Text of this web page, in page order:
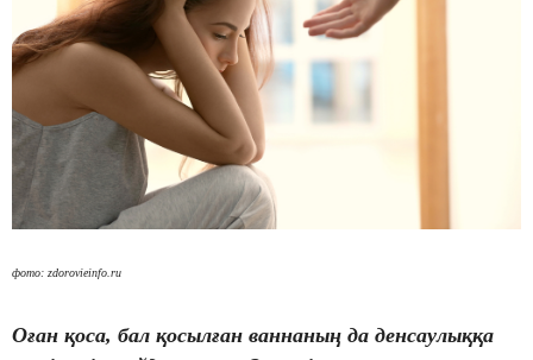
фото: zdorovieinfo.ru
Оған қоса, бал қосылған ваннаның да денсаулыққа